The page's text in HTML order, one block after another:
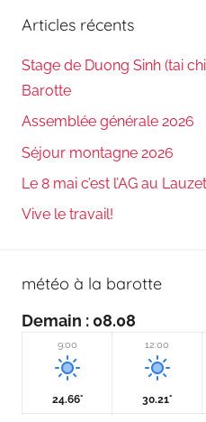
Articles récents
Stage de Duong Sinh (tai
Barotte
Assemblée générale 2026
Séjour montagne 2026
Le 8 mai c’est l’AG au Lauzet
Vive le travail!
météo à la barotte
Demain : 08.08
9:00
24.66°
12:00
30.21°